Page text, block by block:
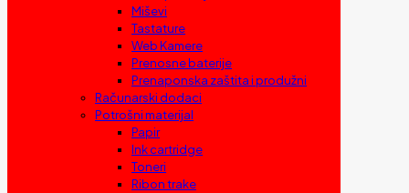
Miševi
Tastature
Web Kamere
Prenosne baterije
Prenaponska zaštita i produžni
Računarski dodaci
Potrošni materijal
Papir
Ink cartridge
Toneri
Ribon trake